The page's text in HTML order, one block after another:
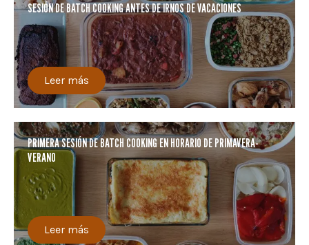
SESIÓN DE BATCH COOKING ANTES DE IRNOS DE VACACIONES
Leer más
PRIMERA SESIÓN DE BATCH COOKING EN HORARIO DE PRIMAVERA-
VERANO
Leer más